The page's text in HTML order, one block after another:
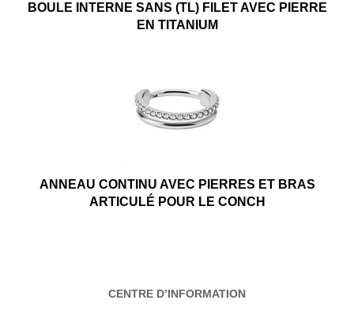
BOULE INTERNE SANS (TL) FILET AVEC PIERRE
EN TITANIUM
ANNEAU CONTINU AVEC PIERRES ET BRAS
ARTICULÉ POUR LE CONCH
CENTRE D’INFORMATION